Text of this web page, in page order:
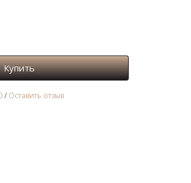
Купить
/ Оставить отзыв